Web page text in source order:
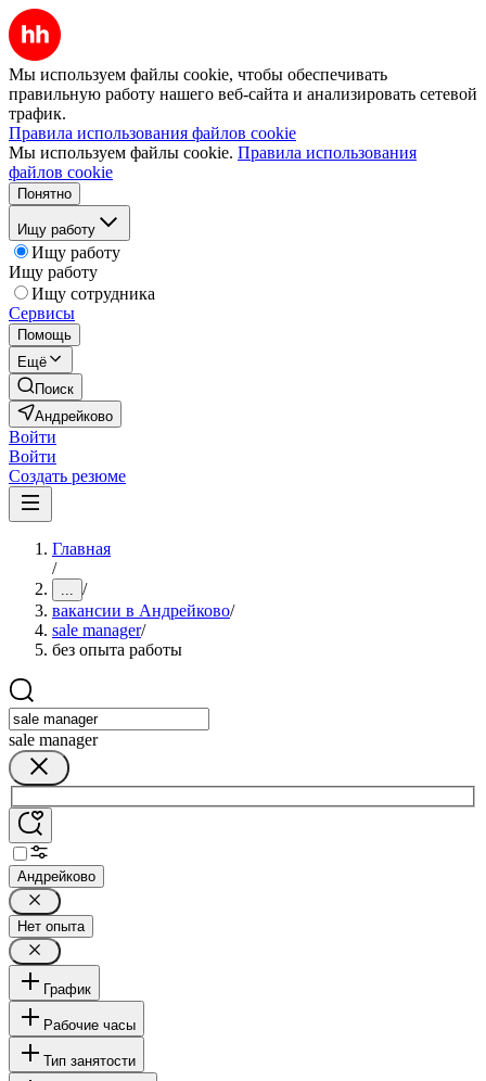
Мы используем файлы cookie, чтобы обеспечивать
правильную работу нашего веб-сайта и анализировать сетевой
трафик.
Правила использования файлов cookie
Мы используем файлы cookie. Правила использования
файлов cookie
Понятно
Ищу работу
Ищу работу
Ищу работу
Ищу сотрудника
Сервисы
Помощь
Ещё
Поиск
Андрейково
Войти
Войти
Создать резюме
Главная
/
... /
вакансии в Андрейково/
sale manager/
без опыта работы
sale manager
Андрейково
Нет опыта
График
Рабочие часы
Тип занятости